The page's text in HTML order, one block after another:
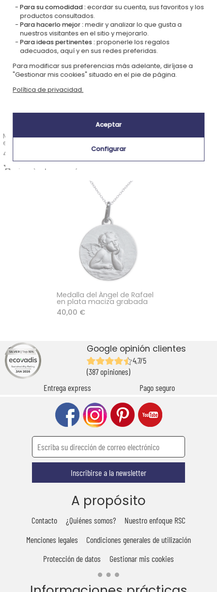
3,00 (1 opiniones)
Medalla de la Virgen y el Niño
en plata maciza grabada
44,90 €
Medalla de San Cristóbal en
50,00 €
Medalla del Ángel de Rafael
en plata maciza grabada
40,00 €
Google opinión clientes
4,7/5
(387 opiniones)
Entrega express
Pago seguro
Inscribirse a la newsletter
A propósito
Contacto ¿Quiénes somos?
Nuestro enfoque RSC
Menciones legales
Condiciones generales de utilización
Protección de datos
Gestionar mis cookies
Para su comodidad : ecordar su cuenta, sus favoritos y los
productos consultados.
Para hacerlo mejor :medir y analizar lo que gusta a
nuestros visitantes en el sitio y mejorarlo.
Para ideas pertinentes :proponerle los regalos
adecuados, aquí y en sus redes preferidas.
Para modificar sus preferencias más adelante, diríjase a
"Gestionar mis cookies" situado en el pie de página.
Política de privacidad.
Aceptar
Configurar